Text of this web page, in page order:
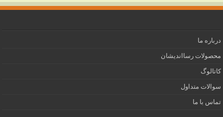
درباره ما
محصولات رسااندیشان
کاتالوگ
سوالات متداول
تماس با ما